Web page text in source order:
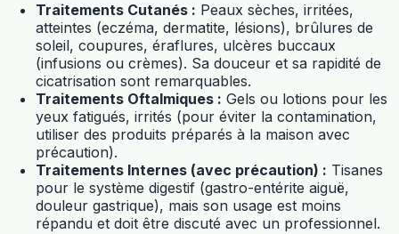
Traitements Cutanés : Peaux sèches, irritées,
atteintes (eczéma, dermatite, lésions), brûlures de
soleil, coupures, éraflures, ulcères buccaux
(infusions ou crèmes). Sa douceur et sa rapidité de
cicatrisation sont remarquables.
Traitements Oftalmiques : Gels ou lotions pour les
yeux fatigués, irrités (pour éviter la contamination,
utiliser des produits préparés à la maison avec
précaution).
Traitements Internes (avec précaution) : Tisanes
pour le système digestif (gastro-entérite aiguë,
douleur gastrique), mais son usage est moins
répandu et doit être discuté avec un professionnel.